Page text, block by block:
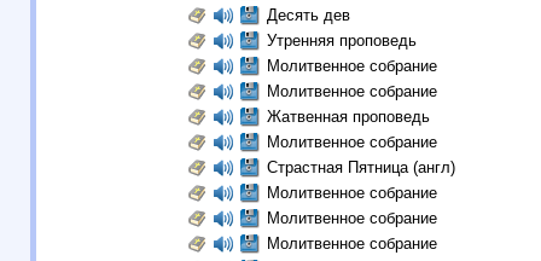
Десять дев
Утренняя проповедь
Молитвенное собрание
Молитвенное собрание
Жатвенная проповедь
Молитвенное собрание
Страстная Пятница (англ)
Молитвенное собрание
Молитвенное собрание
Молитвенное собрание